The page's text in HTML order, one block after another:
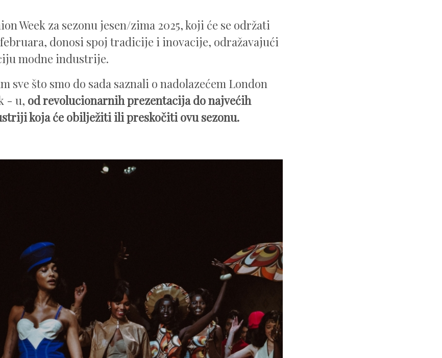
Week za sezonu jesen/zima 2025, koji će se održati
februara, donosi spoj tradicije i inovacije, odražavajući
modne industrije.
sve što smo do sada saznali o nadolazećem London
- u, od revolucionarnih prezentacija do najvećih
koja će obilježiti ili preskočiti ovu sezonu.